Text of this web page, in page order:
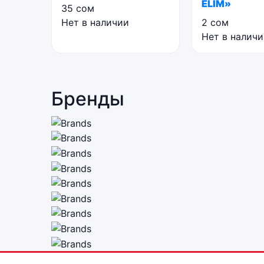
35 сом
Нет в наличии
ELIM»
2 сом
Нет в
Бренды